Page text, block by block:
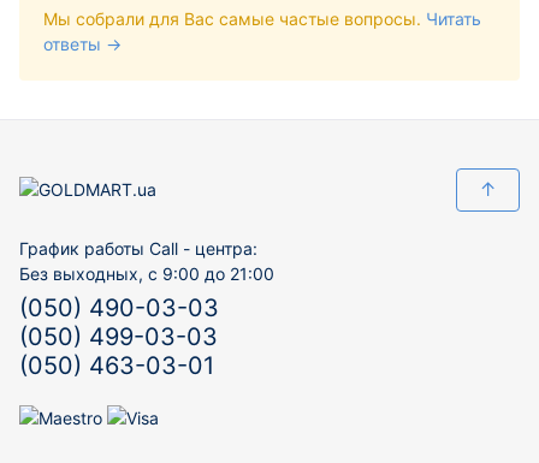
Мы собрали для Вас самые частые вопросы. Читать
ответы →
↑
График работы Call - центра:
Без выходных, с 9:00 до 21:00
(050) 490-03-03
(050) 499-03-03
(050) 463-03-01